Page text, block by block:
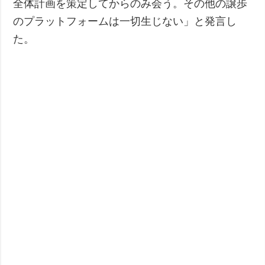
全体計画を策定してからのみ会う。その他の譲歩
のプラットフォームは一切生じない」と発言し
た。